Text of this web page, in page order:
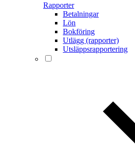
Rapporter
Betalningar
Lön
Bokföring
Utlägg (rapporter)
Utsläppsrapportering